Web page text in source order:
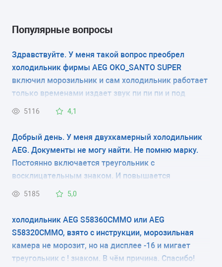
холодильник без морозильника
ТИП УПРАВЛЕНИЯ
электромеханическое
КОЛИЧЕСТВО КАМЕР
1
РАЗМЕРЫ (ШXГXВ)
54x54.9x87.3 см
КОЛИЧЕСТВО КОМПРЕССОРОВ
1
РАЗМОРАЖИВАНИЕ МОРОЗИЛЬНОЙ КАМЕРЫ
РАЗМОРАЖИВАНИЕ ХОЛОДИЛЬНОЙ КАМЕРЫ
Популярные вопросы
Здравствуйте. У меня такой вопрос преобрел
холодильник фирмы AEG OKO_SANTO SUPER
включил морозильник и сам холодильник работает
только временами издает звук пи пи пи и под
знаком трехульника мигает постоянно красная
должно быть градусы в морозилки и в самом
холодильнике хотел настроеть градусы. Благодарю
зарание спосибо большое.
5116 4,1
Добрый день. У меня двухкамерный холодильник
AEG. Документы не могу найти. Не помню марку.
Постоянно включается треугольник с
восклицательным знаком. И повышается
температура в морозильной камере. В чем дело?
задней стенке? и где почитать про установки на
внешнем мониторе?
5185 5,0
холодильник AEG S58360CMMO или AEG
S58320CMMO, взято с инструкции, морозильная
камера не морозит, но на дисплее -16 и мигает
треугольник с ! знаком. В чём причина. Спасибо!